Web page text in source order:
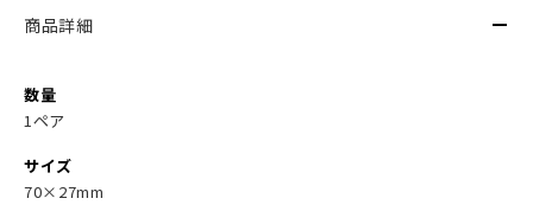
商品詳細
数量
1ペア
サイズ
70×27mm